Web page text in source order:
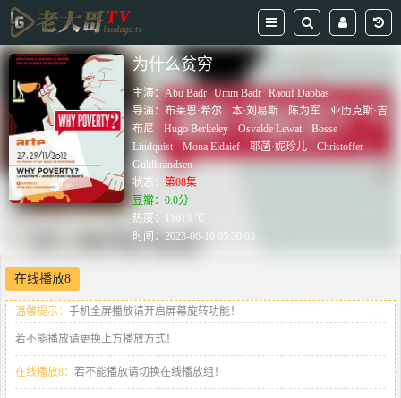
为什么贫穷
主演：Abu Badr Umm Badr Raouf Dabbas
导演：布莱恩·希尔 本·刘易斯 陈为军
亚历克斯·吉
布尼
Hugo Berkeley Osvalde Lewat
Bosse
Lindquist
Mona Eldaief 耶菡·妮珍儿
Christoffer
Guldbrandsen
状态：第08集
豆瓣：0.0分
热度：11613 ℃
时间：2023-06-16 05:30:03
在线播放8
温馨提示： 手机全屏播放请开启屏幕旋转功能！
若不能播放请更换上方播放方式！
在线播放8： 若不能播放请切换在线播放组！